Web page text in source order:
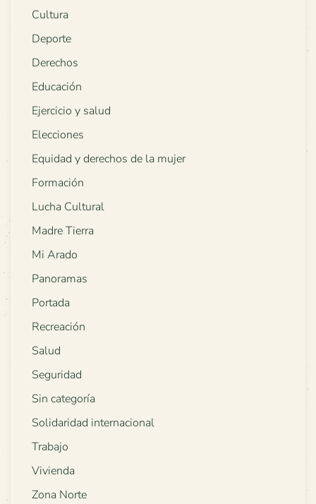
Cultura
Deporte
Derechos
Educación
Ejercicio y salud
Elecciones
Equidad y derechos de la mujer
Formación
Lucha Cultural
Madre Tierra
Mi Arado
Panoramas
Portada
Recreación
Salud
Seguridad
Sin categoría
Solidaridad internacional
Trabajo
Vivienda
Zona Norte